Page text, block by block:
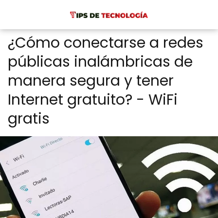
¿Cómo conectarse a redes
públicas inalámbricas de
manera segura y tener
Internet gratuito? - WiFi
gratis